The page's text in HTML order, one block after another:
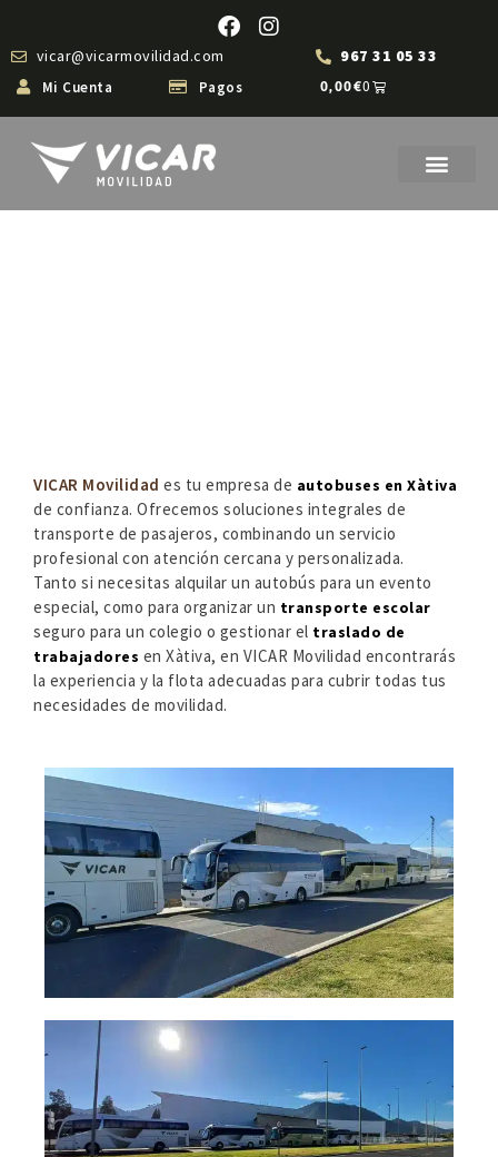
vicar@vicarmovilidad.com 967 31 05 33
Mi Cuenta Pagos 0,00€0
VICAR Movilidad es tu empresa de autobuses en Xàtiva
de confianza. Ofrecemos soluciones integrales de
transporte de pasajeros, combinando un servicio
profesional con atención cercana y personalizada.
Tanto si necesitas alquilar un autobús para un evento
especial, como para organizar un transporte escolar
seguro para un colegio o gestionar el traslado de
trabajadores en Xàtiva, en VICAR Movilidad encontrarás
la experiencia y la flota adecuadas para cubrir todas tus
necesidades de movilidad.